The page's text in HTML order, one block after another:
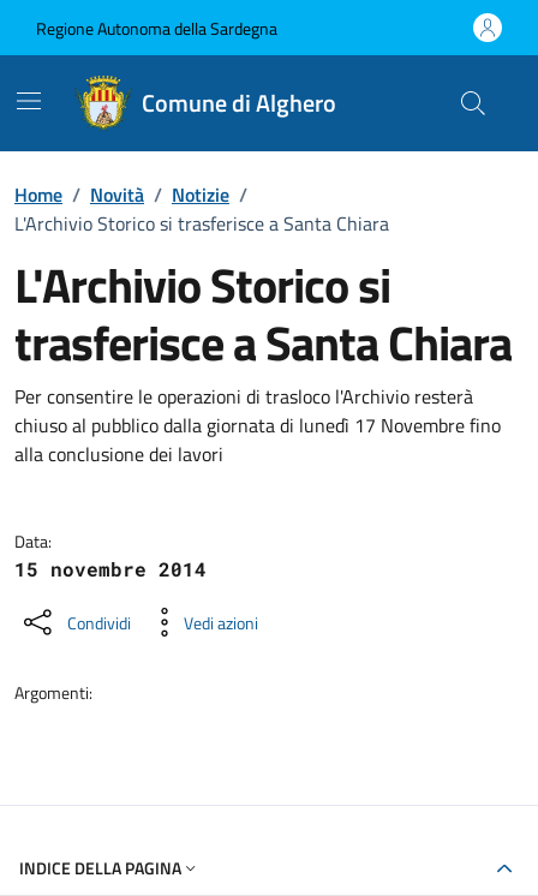
Regione Autonoma della Sardegna
Comune di Alghero
Home / Novità / Notizie /
L'Archivio Storico si trasferisce a Santa Chiara
L'Archivio Storico si
trasferisce a Santa Chiara
Dettagli della notizia
Per consentire le operazioni di trasloco l'Archivio resterà
chiuso al pubblico dalla giornata di lunedì 17 Novembre fino
alla conclusione dei lavori
Data:
15 novembre 2014
Condividi Vedi azioni
Argomenti:
INDICE DELLA PAGINA